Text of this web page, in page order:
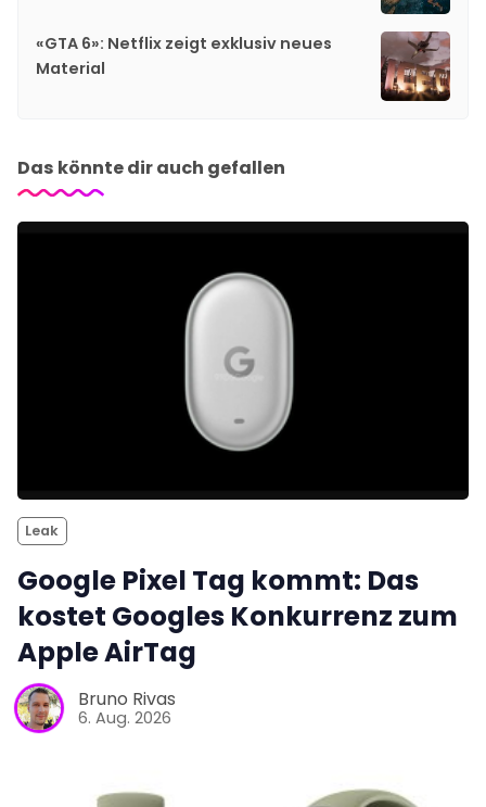
«GTA 6»: Netflix zeigt exklusiv neues
Material
Das könnte dir auch gefallen
Leak
Google Pixel Tag kommt: Das
kostet Googles Konkurrenz zum
Apple AirTag
Bruno Rivas
6. Aug. 2026